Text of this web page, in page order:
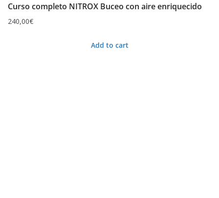
Curso completo NITROX Buceo con aire enriquecido
240,00€
Add to cart